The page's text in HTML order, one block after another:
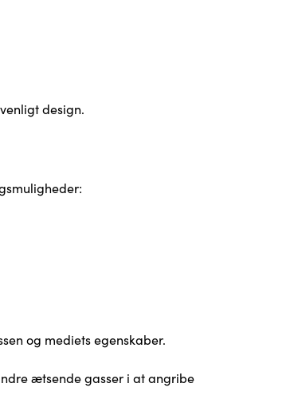
design.
og mediets egenskaber.
ætsende gasser i at angribe